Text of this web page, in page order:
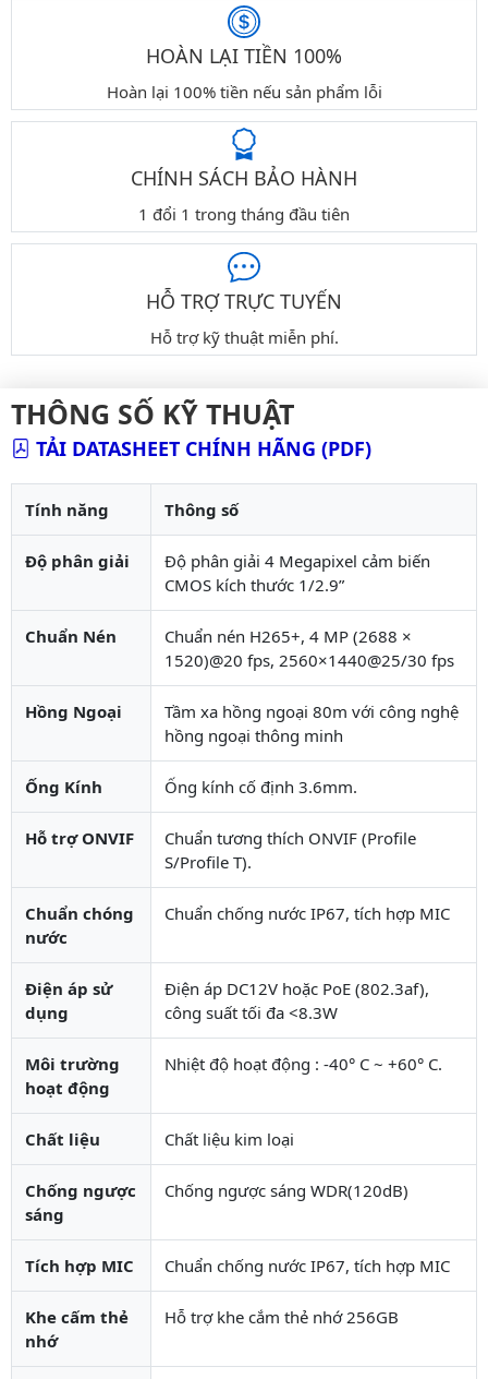
HOÀN LẠI TIỀN 100%
Hoàn lại 100% tiền nếu sản phẩm lỗi
CHÍNH SÁCH BẢO HÀNH
1 đổi 1 trong tháng đầu tiên
HỖ TRỢ TRỰC TUYẾN
Hỗ trợ kỹ thuật miễn phí.
THÔNG SỐ KỸ THUẬT
TẢI DATASHEET CHÍNH HÃNG (PDF)
Tính năng Thông số
Độ phân giải
Độ phân giải 4 Megapixel cảm biến
CMOS kích thước 1/2.9”
Chuẩn Nén
Chuẩn nén H265+, 4 MP (2688 ×
1520)@20 fps, 2560×1440@25/30 fps
Hồng Ngoại
Tầm xa hồng ngoại 80m với công nghệ
hồng ngoại thông minh
Ống Kính Ống kính cố định 3.6mm.
Hỗ trợ ONVIF
Chuẩn tương thích ONVIF (Profile
S/Profile T).
Chuẩn chóng
nước
Chuẩn chống nước IP67, tích hợp MIC
Điện áp sử
dụng
Điện áp DC12V hoặc PoE (802.3af),
công suất tối đa <8.3W
Môi trường
hoạt động
Nhiệt độ hoạt động : -40° C ~ +60° C.
Chất liệu Chất liệu kim loại
Chống ngược
sáng
Chống ngược sáng WDR(120dB)
Tích hợp MIC Chuẩn chống nước IP67, tích hợp MIC
Khe cấm thẻ
nhớ
Hỗ trợ khe cắm thẻ nhớ 256GB